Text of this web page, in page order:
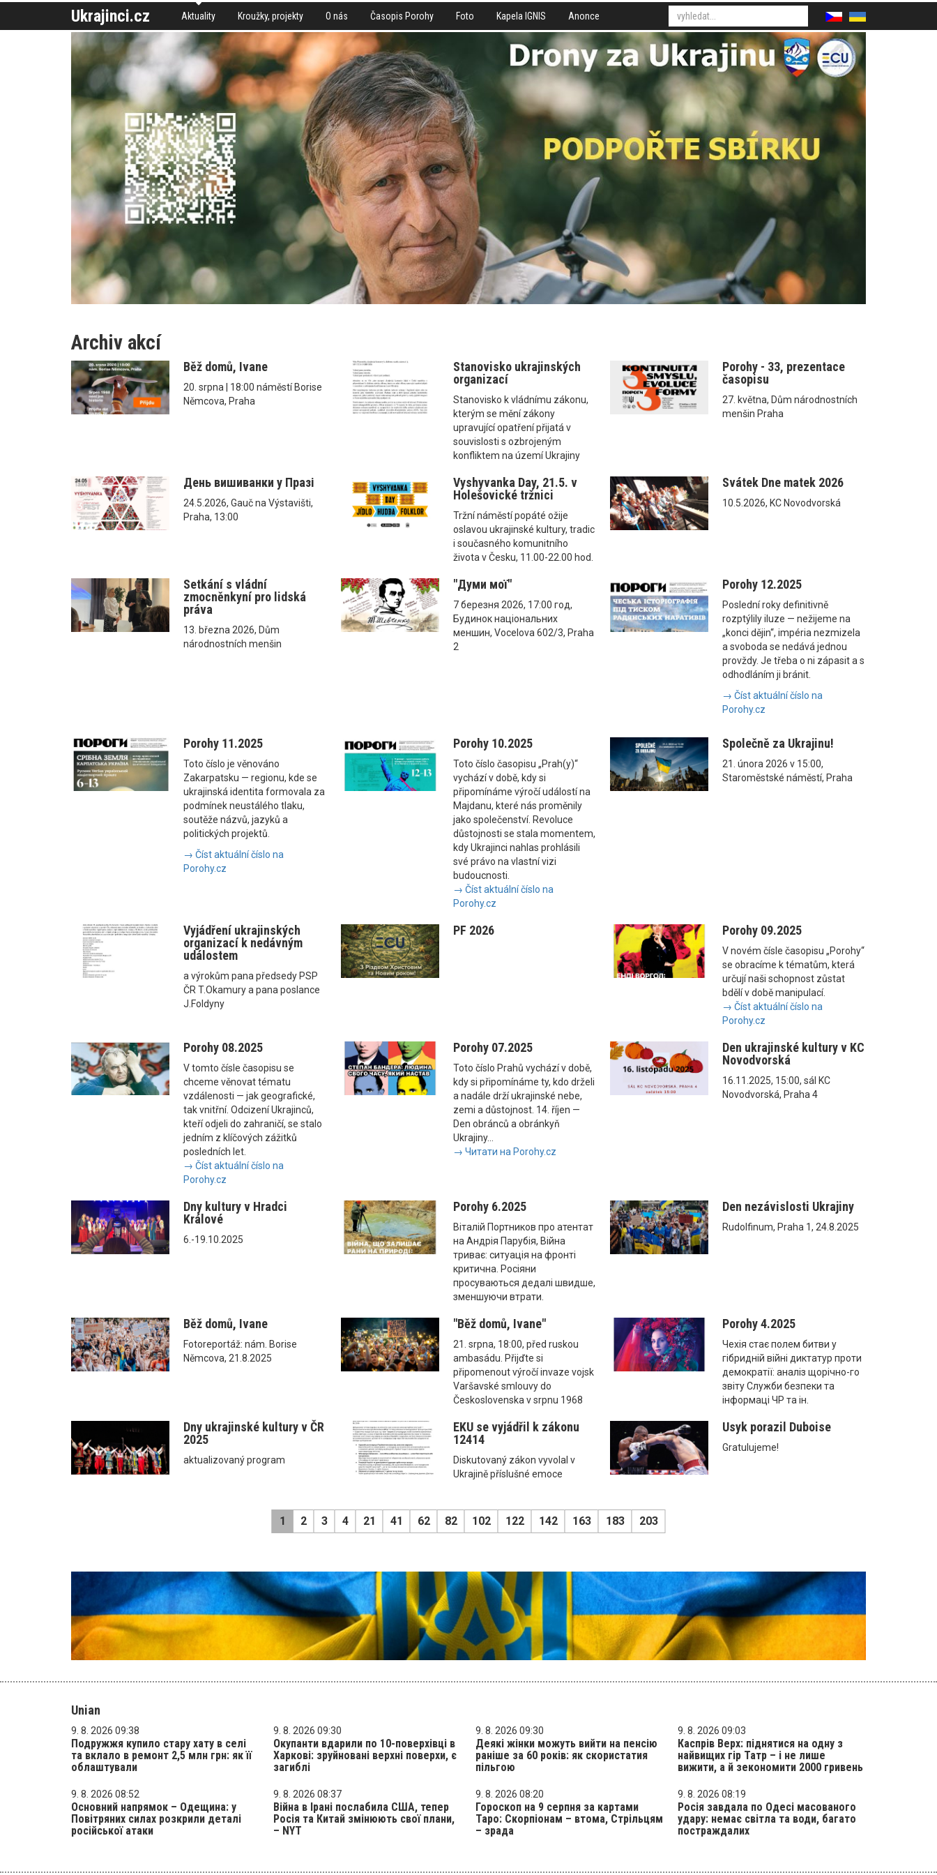
Ukrajinci.cz Aktuality Kroužky, projekty O nás Časopis Porohy Foto Kapela IGNIS Anonce
Archiv akcí
Běž domů, Ivane
20. srpna | 18:00 náměstí Borise
Němcova, Praha
Stanovisko ukrajinských
organizací
Stanovisko k vládnímu zákonu,
kterým se mění zákony
upravující opatření přijatá v
souvislosti s ozbrojeným
konfliktem na území Ukrajiny
Porohy - 33, prezentace
časopisu
27. května, Dům národnostních
menšin Praha
День вишиванки у Празі
24.5.2026, Gauč na Výstavišti,
Praha, 13:00
Vyshyvanka Day, 21.5. v
Holešovické tržnici
Tržní náměstí popáté ožije
oslavou ukrajinské kultury, tradic
i současného komunitního
života v Česku, 11.00-22.00 hod.
Svátek Dne matek 2026
10.5.2026, KC Novodvorská
Setkání s vládní
zmocněnkyní pro lidská
práva
13. března 2026, Dům
národnostních menšin
"Думи мої"
7 березня 2026, 17:00 год,
Будинок національних
меншин, Vocelova 602/3, Praha
2
Porohy 12.2025
Poslední roky definitivně
rozptýlily iluze — nežijeme na
„konci dějin“, impéria nezmizela
a svoboda se nedává jednou
provždy. Je třeba o ni zápasit a s
odhodláním ji bránit.
→ Číst aktuální číslo na
Porohy.cz
Porohy 11.2025
Toto číslo je věnováno
Zakarpatsku — regionu, kde se
ukrajinská identita formovala za
podmínek neustálého tlaku,
soutěže názvů, jazyků a
politických projektů.
→ Číst aktuální číslo na
Porohy.cz
Porohy 10.2025
Toto číslo časopisu „Prah(y)“
vychází v době, kdy si
připomínáme výročí událostí na
Majdanu, které nás proměnily
jako společenství. Revoluce
důstojnosti se stala momentem,
kdy Ukrajinci nahlas prohlásili
své právo na vlastní vizi
budoucnosti.
→ Číst aktuální číslo na
Porohy.cz
Společně za Ukrajinu!
21. února 2026 v 15:00,
Staroměstské náměstí, Praha
Vyjádření ukrajinských
organizací k nedávným
událostem
a výrokům pana předsedy PSP
ČR T.Okamury a pana poslance
J.Foldyny
PF 2026 Porohy 09.2025
V novém čísle časopisu „Porohy“
se obracíme k tématům, která
určují naši schopnost zůstat
bdělí v době manipulací.
→ Číst aktuální číslo na
Porohy.cz
Porohy 08.2025
V tomto čísle časopisu se
chceme věnovat tématu
vzdálenosti — jak geografické,
tak vnitřní. Odcizení Ukrajinců,
kteří odjeli do zahraničí, se stalo
jedním z klíčových zážitků
posledních let.
→ Číst aktuální číslo na
Porohy.cz
Porohy 07.2025
Toto číslo Prahů vychází v době,
kdy si připomínáme ty, kdo drželi
a nadále drží ukrajinské nebe,
zemi a důstojnost. 14. říjen —
Den obránců a obránkyň
Ukrajiny...
→ Читати на Porohy.cz
Den ukrajinské kultury v KC
Novodvorská
16.11.2025, 15:00, sál KC
Novodvorská, Praha 4
Dny kultury v Hradci
Králové
6.-19.10.2025
Porohy 6.2025
Віталій Портников про атентат
на Андрія Парубія, Війна
триває: ситуація на фронті
критична. Росіяни
просуваються дедалі швидше,
зменшуючи втрати.
Den nezávislosti Ukrajiny
Rudolfinum, Praha 1, 24.8.2025
Běž domů, Ivane
Fotoreportáž: nám. Borise
Němcova, 21.8.2025
"Běž domů, Ivane"
21. srpna, 18:00, před ruskou
ambasádu. Přijďte si
připomenout výročí invaze vojsk
Varšavské smlouvy do
Československa v srpnu 1968
Porohy 4.2025
Чехія стає полем битви у
гібридній війні диктатур проти
демократії: аналіз щорічно-го
звіту Служби безпеки та
інформаці ЧР та ін.
Dny ukrajinské kultury v ČR
2025
aktualizovaný program
EKU se vyjádřil k zákonu
12414
Diskutovaný zákon vyvolal v
Ukrajině příslušné emoce
Usyk porazil Duboise
Gratulujeme!
1 2 3 4 21 41 62 82 102 122 142 163 183 203
Unian
9. 8. 2026 09:38
Подружжя купило стару хату в селі
та вклало в ремонт 2,5 млн грн: як її
облаштували
9. 8. 2026 09:30
Окупанти вдарили по 10-поверхівці в
Харкові: зруйновані верхні поверхи, є
загиблі
9. 8. 2026 09:30
Деякі жінки можуть вийти на пенсію
раніше за 60 років: як скористатия
пільгою
9. 8. 2026 09:03
Каспрів Верх: піднятися на одну з
найвищих гір Татр – і не лише
вижити, а й зекономити 2000 гривень
9. 8. 2026 08:52
Основний напрямок – Одещина: у
Повітряних силах розкрили деталі
російської атаки
9. 8. 2026 08:37
Війна в Ірані послабила США, тепер
Росія та Китай змінюють свої плани,
– NYT
9. 8. 2026 08:20
Гороскоп на 9 серпня за картами
Таро: Скорпіонам – втома, Стрільцям
– зрада
9. 8. 2026 08:19
Росія завдала по Одесі масованого
удару: немає світла та води, багато
постраждалих